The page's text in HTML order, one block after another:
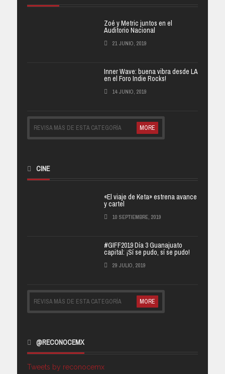
Zoé y Metric juntos en el
Auditorio Nacional
21 JUNIO, 2019
Inner Wave: buena vibra desde LA
en el Foro Indie Rocks!
14 JUNIO, 2019
REVISA MÁS DE ESTA CATEGORÍA MORE
CINE
«El viaje de Keta» estrena avance
y cartel
10 SEPTIEMBRE, 2019
#GIFF2019 Día 3 Guanajuato
capital: ¡Sí se pudo, sí se pudo!
29 JULIO, 2019
REVISA MÁS DE ESTA CATEGORÍA MORE
@RECONOCEMX
Tweets by reconocemx